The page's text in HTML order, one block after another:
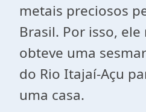
metais preciosos
Brasil. Por isso,
obteve uma
do Rio Itajaí-Açu
uma casa.